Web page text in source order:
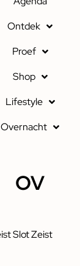
Ontdek
Proef
Shop
Lifestyle
Overnacht
OV